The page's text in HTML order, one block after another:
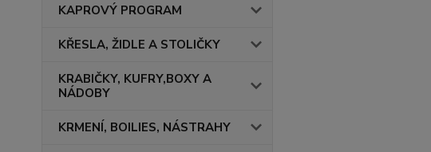
KAPROVÝ PROGRAM
KŘESLA, ŽIDLE A STOLIČKY
KRABIČKY, KUFRY,BOXY A
NÁDOBY
KRMENÍ, BOILIES, NÁSTRAHY